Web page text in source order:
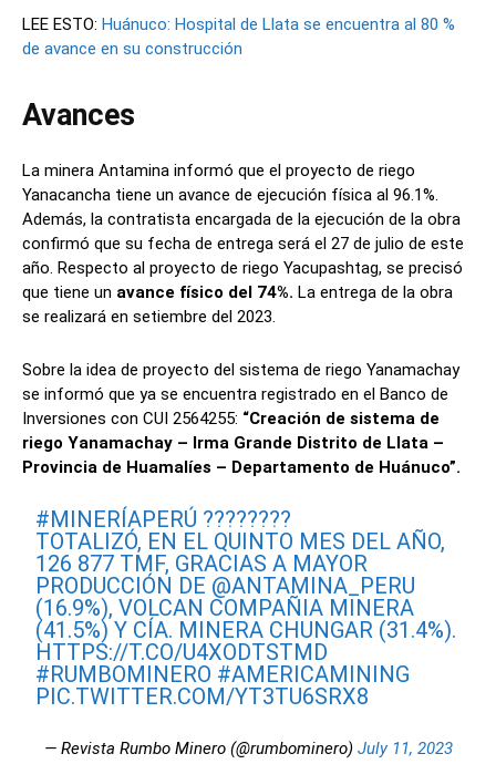
LEE ESTO: Huánuco: Hospital de Llata se encuentra al 80 %
de avance en su construcción
Avances
La minera Antamina informó que el proyecto de riego
Yanacancha tiene un avance de ejecución física al 96.1%.
Además, la contratista encargada de la ejecución de la obra
confirmó que su fecha de entrega será el 27 de julio de este
año. Respecto al proyecto de riego Yacupashtag, se precisó
que tiene un avance físico del 74%. La entrega de la obra
se realizará en setiembre del 2023.
Sobre la idea de proyecto del sistema de riego Yanamachay
se informó que ya se encuentra registrado en el Banco de
Inversiones con CUI 2564255: “Creación de sistema de
riego Yanamachay – Irma Grande Distrito de Llata –
Provincia de Huamalíes – Departamento de Huánuco”.
#MINERÍAPERÚ ????????
TOTALIZÓ, EN EL QUINTO MES DEL AÑO,
126 877 TMF, GRACIAS A MAYOR
PRODUCCIÓN DE @ANTAMINA_PERU
(16.9%), VOLCAN COMPAÑIA MINERA
(41.5%) Y CÍA. MINERA CHUNGAR (31.4%).
HTTPS://T.CO/U4XODTSTMD
#RUMBOMINERO #AMERICAMINING
PIC.TWITTER.COM/YT3TU6SRX8
— Revista Rumbo Minero (@rumbominero) July 11, 2023